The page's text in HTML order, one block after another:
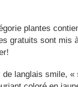
plantes
gratuits sont mis
de langlais smile,